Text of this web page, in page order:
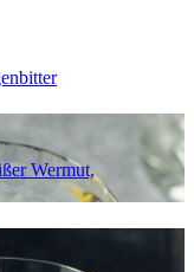
Wermut,